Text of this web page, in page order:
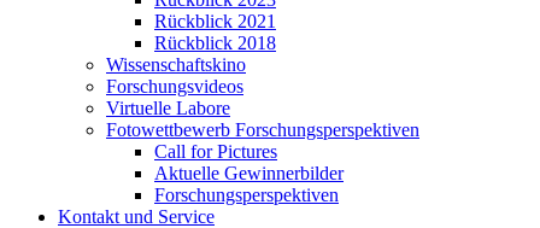
Rückblick 2021
Rückblick 2018
Wissenschaftskino
Forschungsvideos
Virtuelle Labore
Fotowettbewerb Forschungsperspektiven
Call for Pictures
Aktuelle Gewinnerbilder
Forschungsperspektiven
Kontakt und Service